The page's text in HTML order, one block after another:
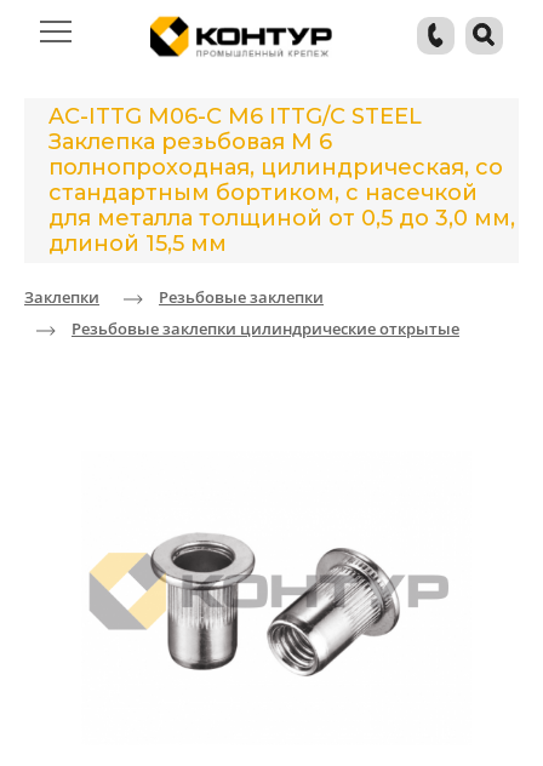
AC-ITTG M06-C M6 ITTG/C STEEL
Заклепка резьбовая М 6
полнопроходная, цилиндрическая, со
стандартным бортиком, с насечкой
для металла толщиной от 0,5 до 3,0 мм,
длиной 15,5 мм
Заклепки
Резьбовые заклепки
Резьбовые заклепки цилиндрические открытые